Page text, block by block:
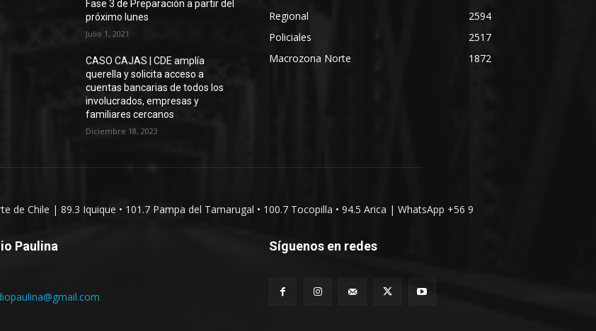
Fase 3 de Preparación a partir del
próximo lunes
Julio 1, 2021
CASO CAJAS | CDE amplía
querella y solicita acceso a
cuentas bancarias de todos los
involucrados, empresas y
familiares cercanos
Diciembre 18, 2023
Regional
2594
Policiales
2517
Macrozona Norte
1872
de Chile | 89.3 Iquique • 101.7 Pampa del Tamarugal • 100.7 Tocopilla • 94.5 Arica | WhatsApp +56 9
Paulina Síguenos en redes